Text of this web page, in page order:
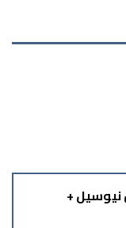
نيوسيل +